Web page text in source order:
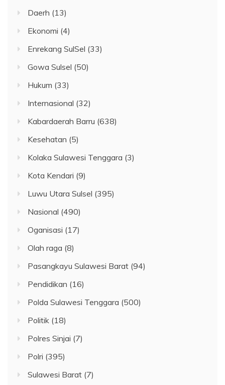
Daerh (13)
Ekonomi (4)
Enrekang SulSel (33)
Gowa Sulsel (50)
Hukum (33)
Internasional (32)
Kabardaerah Barru (638)
Kesehatan (5)
Kolaka Sulawesi Tenggara (3)
Kota Kendari (9)
Luwu Utara Sulsel (395)
Nasional (490)
Oganisasi (17)
Olah raga (8)
Pasangkayu Sulawesi Barat (94)
Pendidikan (16)
Polda Sulawesi Tenggara (500)
Politik (18)
Polres Sinjai (7)
Polri (395)
Sulawesi Barat (7)